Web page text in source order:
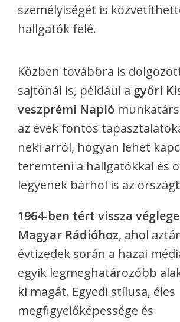
személyiségét is
hallgatók felé.
Közben továbbra is
sajtónál is, például a győri
veszprémi Napló
az évek fontos
neki arról, hogyan lehet
teremteni a hallgatókkal és
legyenek bárhol is az
1964-ben tért vissza
Magyar Rádióhoz, ahol
évtizedek során a hazai
egyik legmeghatározóbb
ki magát. Egyedi stílusa, éles
megfigyelőképessége és